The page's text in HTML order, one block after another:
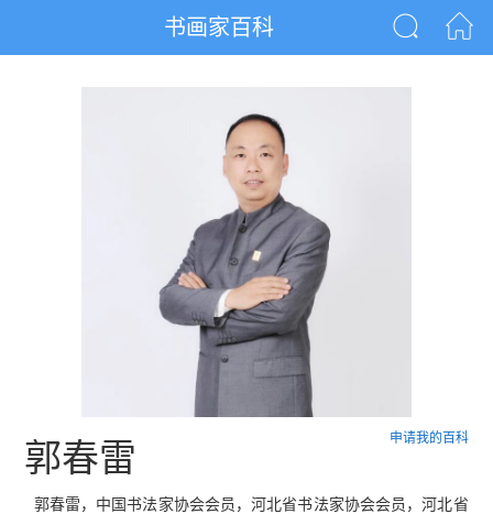
书画家百科
申请我的百科
郭春雷
郭春雷，中国书法家协会会员，河北省书法家协会会员，河北省